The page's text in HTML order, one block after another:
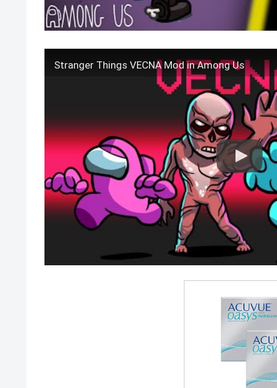
Stranger Things VECNA Mod in Among Us